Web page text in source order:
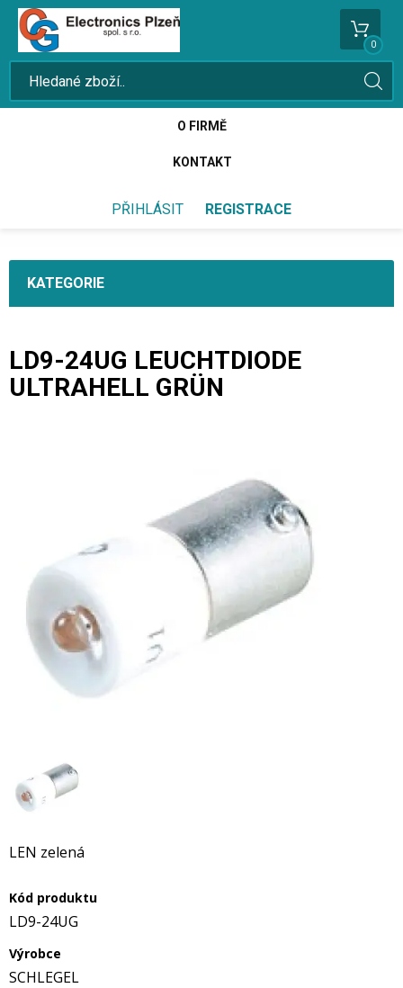
0
O FIRMĚ
KONTAKT
PŘIHLÁSIT REGISTRACE
KATEGORIE
LD9-24UG LEUCHTDIODE
ULTRAHELL GRÜN
LEN zelená
Kód produktu
LD9-24UG
Výrobce
SCHLEGEL